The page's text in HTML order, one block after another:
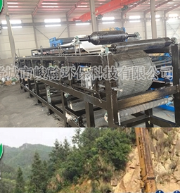
板式压滤机
河道清淤污泥带式…